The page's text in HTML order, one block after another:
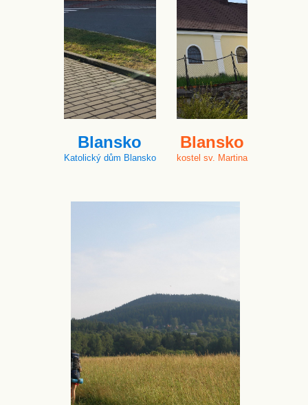
Blansko
Katolický dům Blansko
Blansko
kostel sv. Martina